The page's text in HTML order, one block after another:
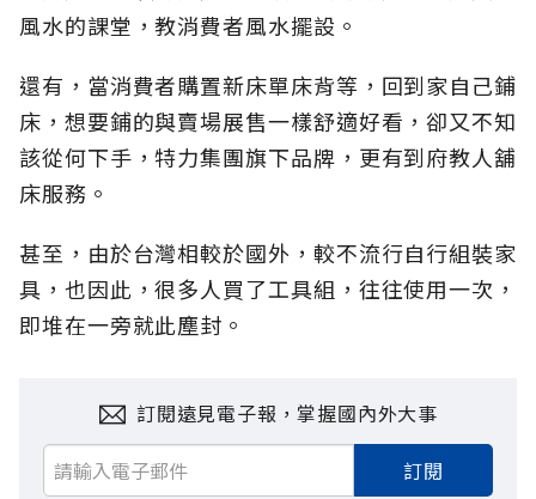
風水的課堂，教消費者風水擺設。
還有，當消費者購置新床單床背等，回到家自己鋪
床，想要鋪的與賣場展售一樣舒適好看，卻又不知
該從何下手，特力集團旗下品牌，更有到府教人舖
床服務。
甚至，由於台灣相較於國外，較不流行自行組裝家
具，也因此，很多人買了工具組，往往使用一次，
即堆在一旁就此塵封。
訂閱遠見電子報，掌握國內外大事
訂閱